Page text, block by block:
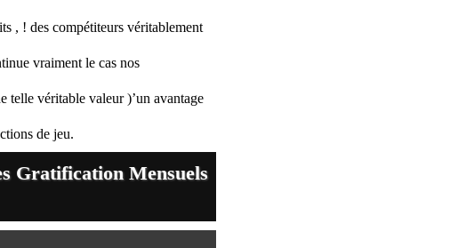
, ! des compétiteurs véritablement
vraiment le cas nos
telle véritable valeur )’un avantage
de jeu.
Gratification Mensuels